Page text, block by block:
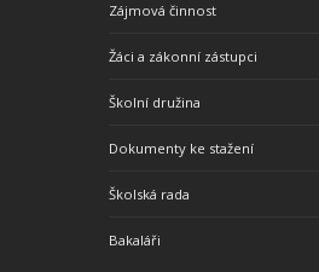
Zájmová činnost
Žáci a zákonní zástupci
Školní družina
Dokumenty ke stažení
Školská rada
Bakaláři